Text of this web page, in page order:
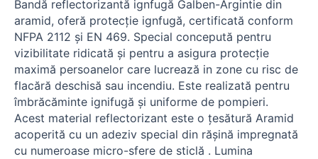
Bandă reflectorizantă ignfugă Galben-Argintie din
aramid, oferă protecție ignfugă, certificată conform
NFPA 2112 și EN 469. Special concepută pentru
vizibilitate ridicată și pentru a asigura protecție
maximă persoanelor care lucrează in zone cu risc de
flacără deschisă sau incendiu. Este realizată pentru
îmbrăcăminte ignifugă și uniforme de pompieri.
Acest material reflectorizant este o țesătură Aramid
acoperită cu un adeziv special din rășină impregnată
cu numeroase micro-sfere de sticlă . Lumina